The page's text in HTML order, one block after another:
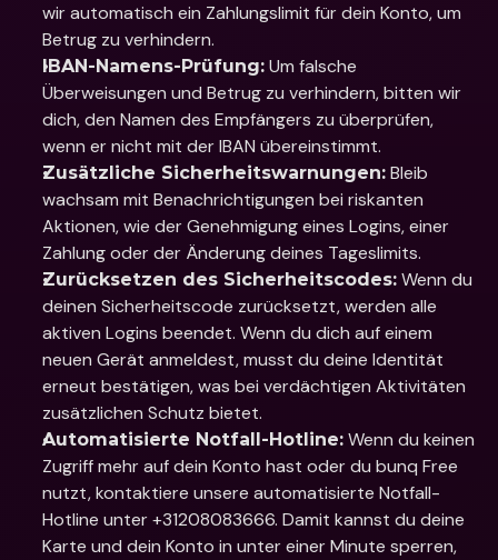
wir automatisch ein Zahlungslimit für dein Konto, um
Betrug zu verhindern.
IBAN-Namens-Prüfung: Um falsche
Überweisungen und Betrug zu verhindern, bitten wir
dich, den Namen des Empfängers zu überprüfen,
wenn er nicht mit der IBAN übereinstimmt.
Zusätzliche Sicherheitswarnungen: Bleib
wachsam mit Benachrichtigungen bei riskanten
Aktionen, wie der Genehmigung eines Logins, einer
Zahlung oder der Änderung deines Tageslimits.
Zurücksetzen des Sicherheitscodes: Wenn du
deinen Sicherheitscode zurücksetzt, werden alle
aktiven Logins beendet. Wenn du dich auf einem
neuen Gerät anmeldest, musst du deine Identität
erneut bestätigen, was bei verdächtigen Aktivitäten
zusätzlichen Schutz bietet.
Automatisierte Notfall-Hotline: Wenn du keinen
Zugriff mehr auf dein Konto hast oder du bunq Free
nutzt, kontaktiere unsere automatisierte Notfall-
Hotline unter +31208083666. Damit kannst du deine
Karte und dein Konto in unter einer Minute sperren,